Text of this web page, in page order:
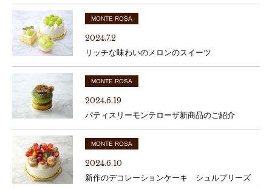
MONTE ROSA
2024.7.2
リッチな味わいのメロンのスイーツ
MONTE ROSA
2024.6.19
パティスリーモンテローザ新商品のご紹介
MONTE ROSA
2024.6.10
新作のデコレーションケーキ シュルプリーズ